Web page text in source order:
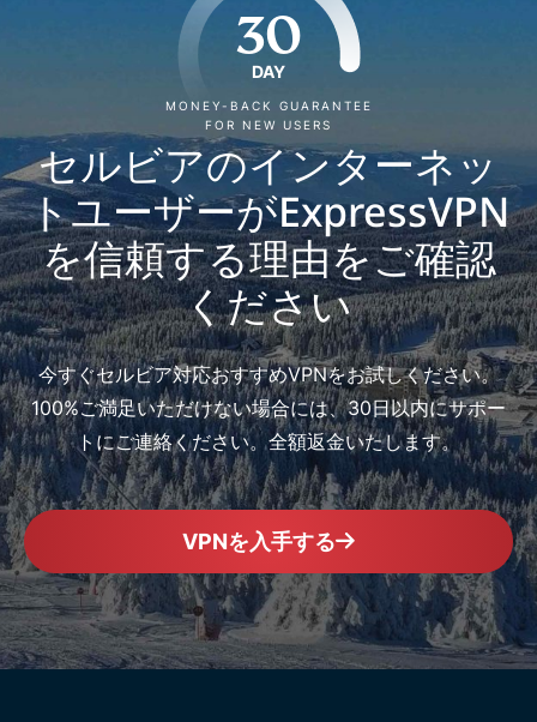
30
DAY
MONEY-BACK GUARANTEE
FOR NEW USERS
セルビアのインターネッ
トユーザーがExpressVPN
を信頼する理由をご確認
ください
今すぐセルビア対応おすすめVPNをお試しください。
100%ご満足いただけない場合には、30日以内にサポー
トにご連絡ください。全額返金いたします。
VPNを入手する